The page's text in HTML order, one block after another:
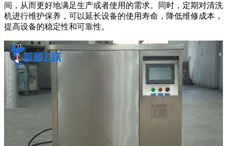
间，从而更好地满足生产或者使用的需求。同时，定期对清洗
机进行维护保养，可以延长设备的使用寿命，降低维修成本，
提高设备的稳定性和可靠性。